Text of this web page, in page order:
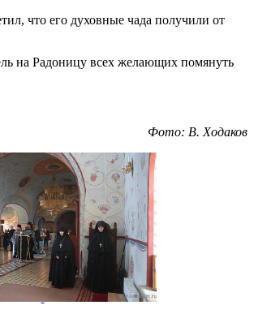
что его духовные чада получили от
на Радоницу всех желающих помянуть
Фото: В. Ходаков